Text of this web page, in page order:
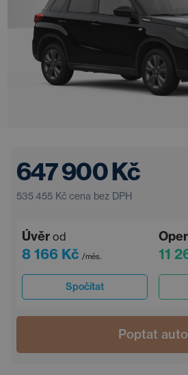
647 900 Kč
535 455 Kč cena bez DPH
Úvěr od
8 166 Kč /měs.
Spočítat
11
Poptat auto